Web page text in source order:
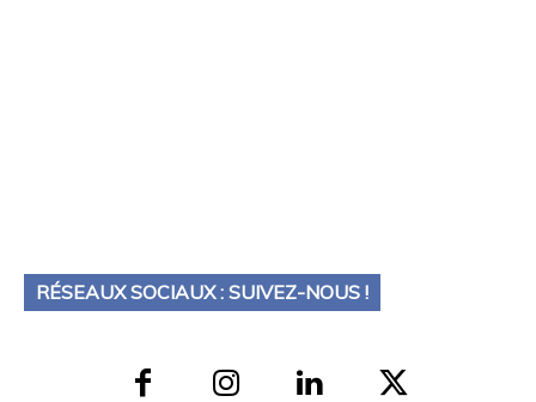
RÉSEAUX SOCIAUX : SUIVEZ-NOUS !